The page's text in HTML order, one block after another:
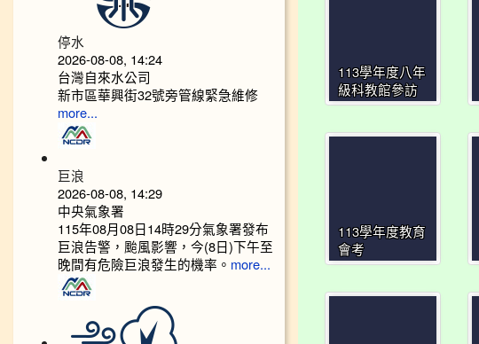
113學年度八年
級科教館參訪
113學年度教育
會考
停水
2026-08-08, 14:24
台灣自來水公司
新市區華興街32號旁管線緊急維修
more...
巨浪
2026-08-08, 14:29
中央氣象署
115年08月08日14時29分氣象署發布
巨浪告警，颱風影響，今(8日)下午至
晚間有危險巨浪發生的機率。 more...